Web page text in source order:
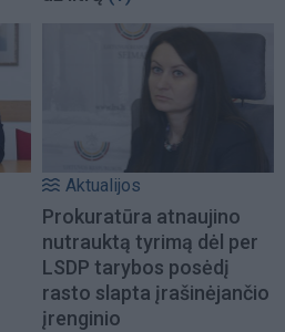
Aktualijos
Prokuratūra atnaujino
nutrauktą tyrimą dėl per
LSDP tarybos posėdį
rasto slapta įrašinėjančio
įrenginio